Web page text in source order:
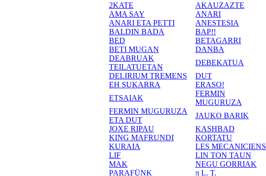
2KATE
AKAUZAZTE
AMA SAY
ANARI
ANARI ETA PETTI
ANESTESIA
BALDIN BADA
BAP!!
BED
BETAGARRI
BETI MUGAN
DANBA
DEABRUAK
TEILATUETAN
DEBEKATUA
DELIRIUM TREMENS
DUT
EH SUKARRA
ERASO!
ETSAIAK
FERMIN
MUGURUZA
FERMIN MUGURUZA
ETA DUT
JAUKO BARIK
JOXE RIPAU
KASHBAD
KING MAFRUNDI
KORTATU
KURAIA
LES MECANICIENS
LIF
LIN TON TAUN
MAK
NEGU GORRIAK
PARAFÜNK
π L. T.